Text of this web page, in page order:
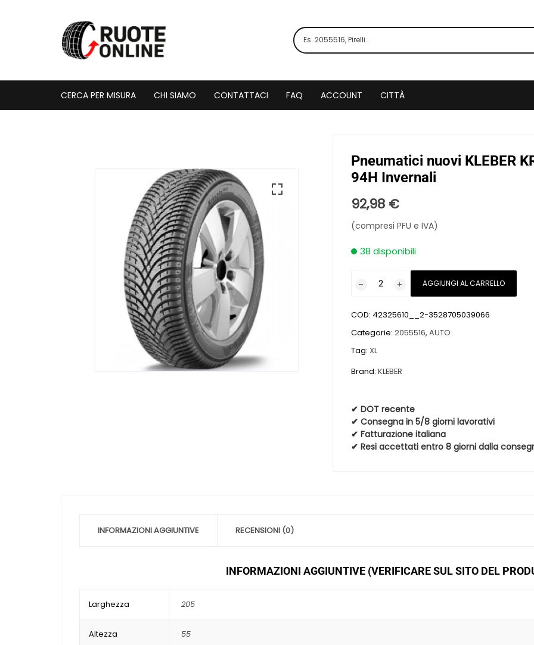
CERCA PER MISURA CHI SIAMO CONTATTACI FAQ ACCOUNT CITTÀ
Pneumatici nuovi KLEBER
94H Invernali
92,98 €
(compresi PFU e IVA)
38 disponibili
KRISALP
HP3
XL
55
94H
Invernali
quantità
AGGIUNGI AL CARRELLO
COD: 42325610__2-3528705039066
Categorie: 2055516, AUTO
Tag: XL
Brand: KLEBER
✔ DOT recente
✔ Consegna in 5/8 giorni lavorativi
✔ Fatturazione italiana
✔ Resi accettati entro 8 giorni dalla
INFORMAZIONI AGGIUNTIVE RECENSIONI (0)
INFORMAZIONI AGGIUNTIVE (VERIFICARE SUL SITO DEL
Larghezza 205
Altezza 55